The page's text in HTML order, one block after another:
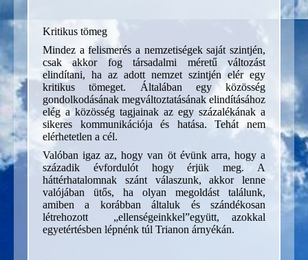
Kritikus tömeg
Mindez a felismerés a nemzetiségek saját szintjén,
csak akkor fog társadalmi méretű változást
elindítani, ha az adott nemzet szintjén elér egy
kritikus tömeget. Általában egy közösség
gondolkodásának megváltoztatásának elindításához
elég a közösség tagjainak az egy százalékának a
sikeres kommunikációja és hatása. Tehát nem
elérhetetlen a cél.
Valóban igaz az, hogy van öt évünk arra, hogy a
századik évfordulót hogy érjük meg. A
háttérhatalomnak szánt válaszunk, akkor lenne
valójában ütős, ha olyan megoldást találunk,
amiben a korábban általuk és szándékosan
létrehozott „ellenségeinkkel”együtt, azokkal
egyetértésben lépnénk túl Trianon árnyékán.